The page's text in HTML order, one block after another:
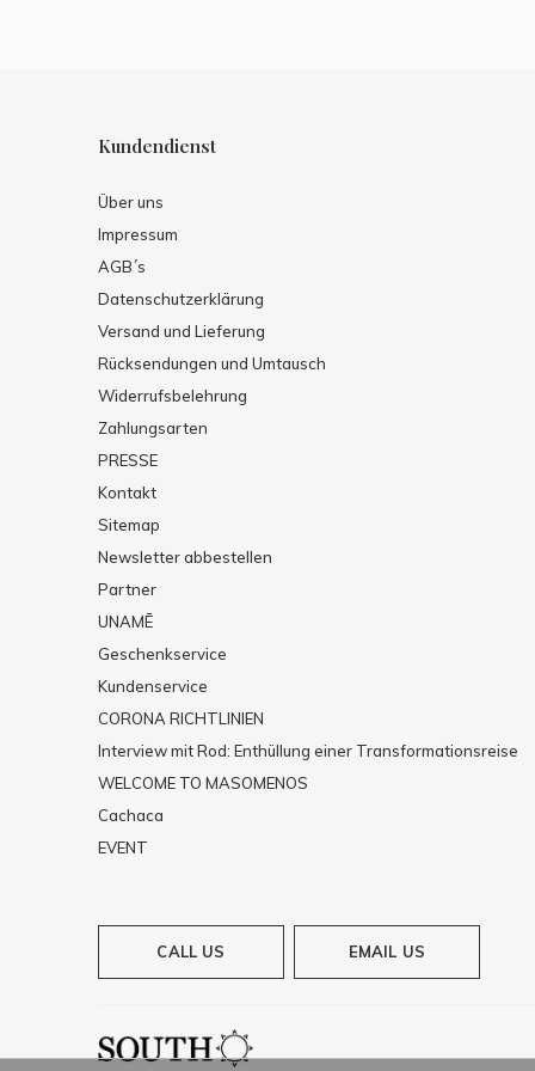
Kundendienst
Über uns
Impressum
AGB´s
Datenschutzerklärung
Versand und Lieferung
Rücksendungen und Umtausch
Widerrufsbelehrung
Zahlungsarten
PRESSE
Kontakt
Sitemap
Newsletter abbestellen
Partner
UNAMĒ
Geschenkservice
Kundenservice
CORONA RICHTLINIEN
Interview mit Rod: Enthüllung einer Transformationsreise
WELCOME TO MASOMENOS
Cachaca
EVENT
CALL US EMAIL US